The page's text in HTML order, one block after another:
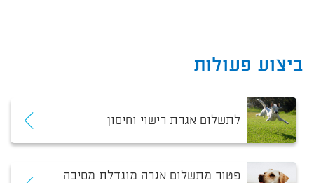
ביצוע פעולות
לתשלום אגרת רישוי וחיסון
פטור מתשלום אגרה מוגדלת מסיבה